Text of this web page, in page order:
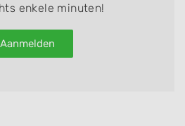
enkele minuten!
Aanmelden